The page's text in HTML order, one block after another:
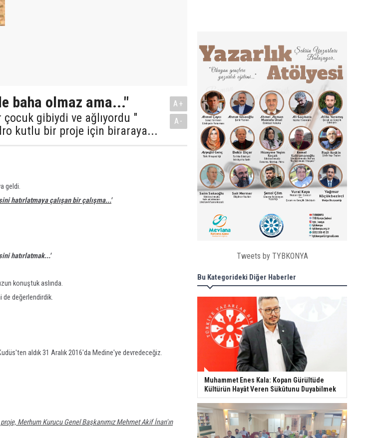
baha olmaz ama..."
gibiydi ve ağlıyordu "
kutlu bir proje için biraraya...
A+
A-
geldi.
hatırlatmaya çalışan bir çalışma...'
hatırlatmak...'
konuştuk aslında.
de değerlendirdik.
aldık 31 Aralık 2016'da Medine'ye devredeceğiz.
Merhum Kurucu Genel Başkanımız Mehmet Akif İnan'ın
Tweets by TYBKONYA
Bu Kategorideki Diğer Haberler
Muhammet Enes Kala: Kopan Gürültüde
Kültürün Hayât Veren Sükûtunu Duyabilmek